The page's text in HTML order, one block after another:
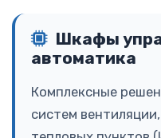
Шкафы
автоматика
Комплексные
систем